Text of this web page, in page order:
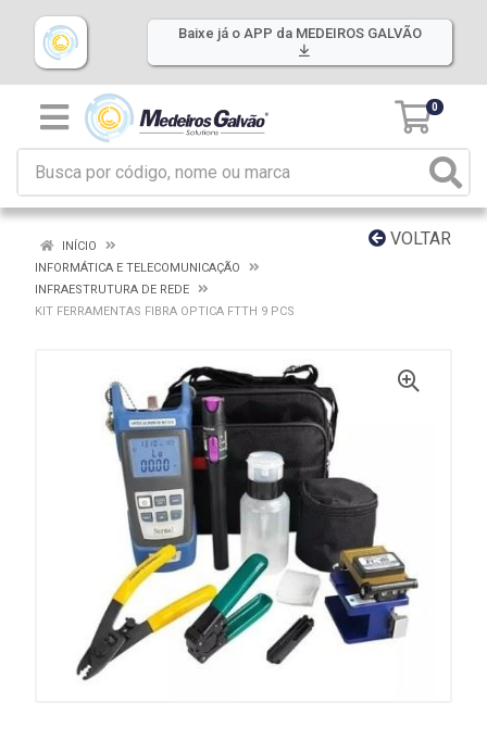
Baixe já o APP da MEDEIROS GALVÃO
0
VOLTAR
INÍCIO
INFORMÁTICA E TELECOMUNICAÇÃO
INFRAESTRUTURA DE REDE
KIT FERRAMENTAS FIBRA OPTICA FTTH 9 PCS